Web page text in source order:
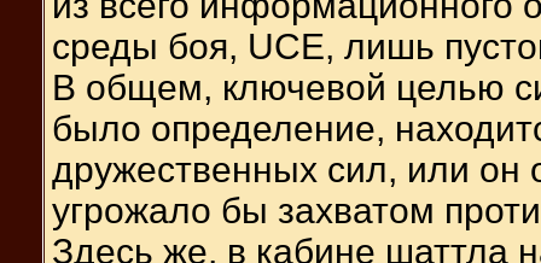
среды боя, UCE, лишь
В общем, ключевой целью
было определение,
дружественных сил, или он
угрожало бы захватом
Здесь же, в кабине шаттла